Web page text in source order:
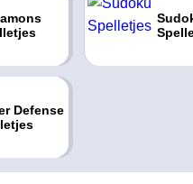
Defense